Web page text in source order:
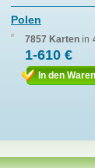
Polen
7857 Karten in
1-610 €
In den